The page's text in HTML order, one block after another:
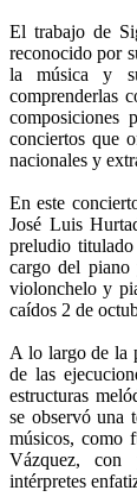
El trabajo de
reconocido por
la música y
comprenderlas
conciertos que
nacionales y
En este
José Luis
preludio
cargo del
violonchelo y
caídos 2 de
A lo largo de la
de las
estructuras
se observó una
músicos, como
Vázquez, con
intérpretes